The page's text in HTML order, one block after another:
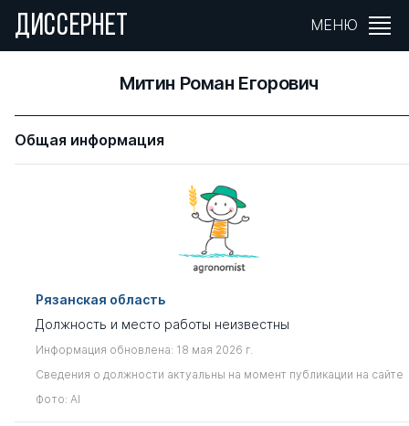
ДИССЕРНЕТ МЕНЮ
Митин Роман Егорович
Общая информация
Рязанская область
Должность и место работы неизвестны
Информация обновлена: 18 мая 2026 г.
Сведения о должности актуальны на момент публикации на сайте
Фото: AI